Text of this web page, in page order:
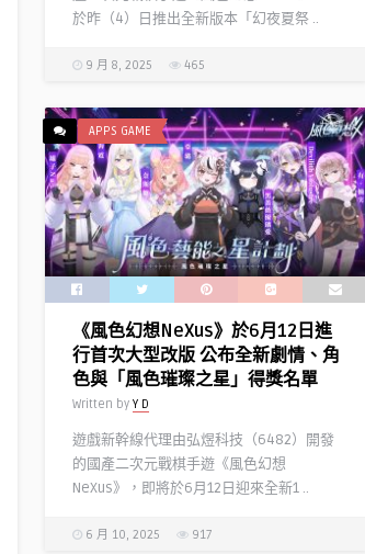
於昨（4）日推出全新版本「幻夜夏祭 ..
9 月 8, 2025 465
APPS GAME
《風色幻想NeXus》於6月12日進
行首次大型改版 公布全新劇情、角
色與「風色璀璨之星」得獎名單
Written by Y D
遊戲新幹線代理由弘煜科技（6482）開發
的國產二次元戰棋手遊《風色幻想
NeXus》，即將於6月12日迎來全新1 ..
6 月 10, 2025 917